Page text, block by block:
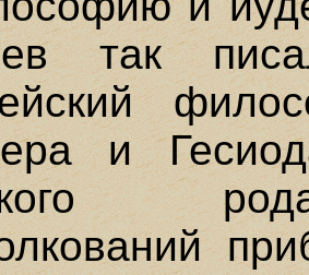
так
и